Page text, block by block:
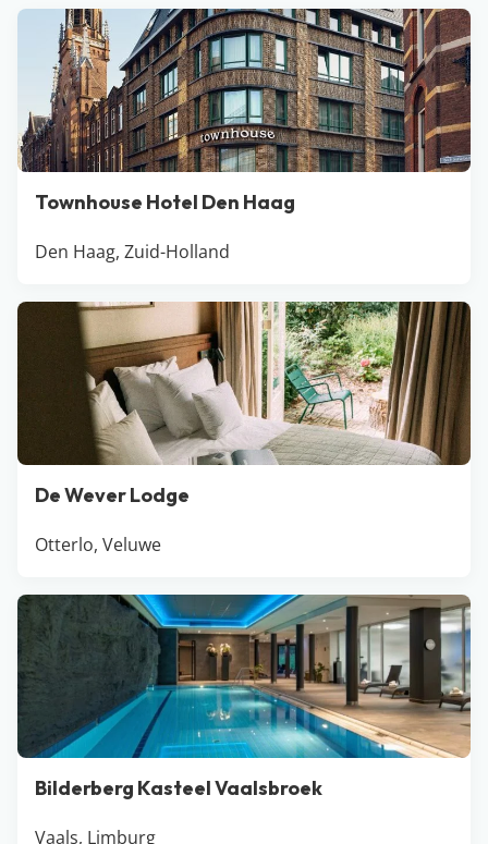
Middelburg, Vlissingen en Zierikzee. Dus of je nu in een
vakantiehuisje aan de kust wil verblijven of liever kiest
voor een kleinschalig boutique hotel in de stad…
Zeeland voldoet aan al je wensen!
Townhouse Hotel Den Haag
Den Haag, Zuid-Holland
De Wever Lodge
Otterlo, Veluwe
Bilderberg Kasteel Vaalsbroek
Vaals, Limburg